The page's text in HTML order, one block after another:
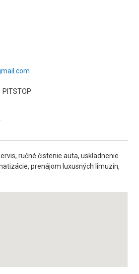
ručné čistenie auta, uskladnenie
prenájom luxusných limuzín,